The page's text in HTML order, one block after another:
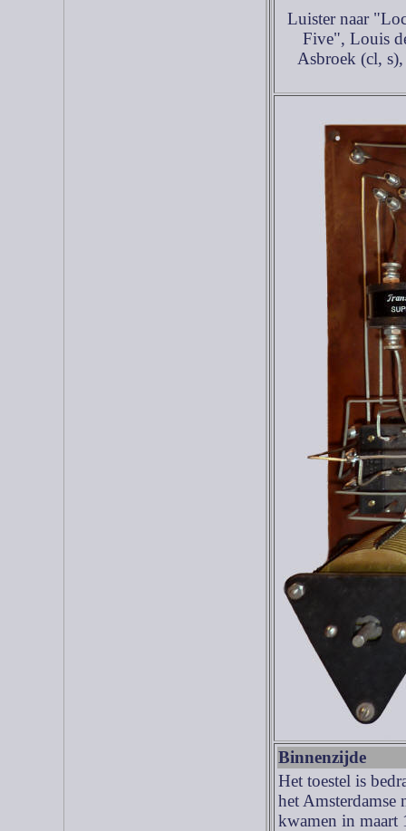
Luister naar
Five", Louis
Asbroek (cl,
Binnenzijde
Het toestel is
het Amsterdamse
kwamen in maart